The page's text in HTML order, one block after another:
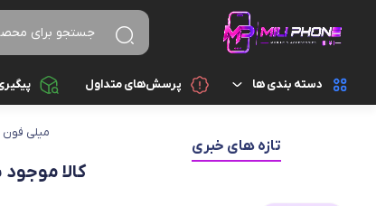
دسته بندی ها
اسپیکر
پرسش‌های متداول
تازه های خبری
میلی فون
کالا